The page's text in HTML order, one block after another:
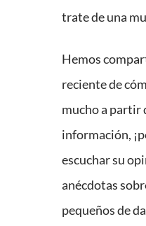
trate de una
Hemos
reciente de
mucho a partir
información,
escuchar su
anécdotas
pequeños de